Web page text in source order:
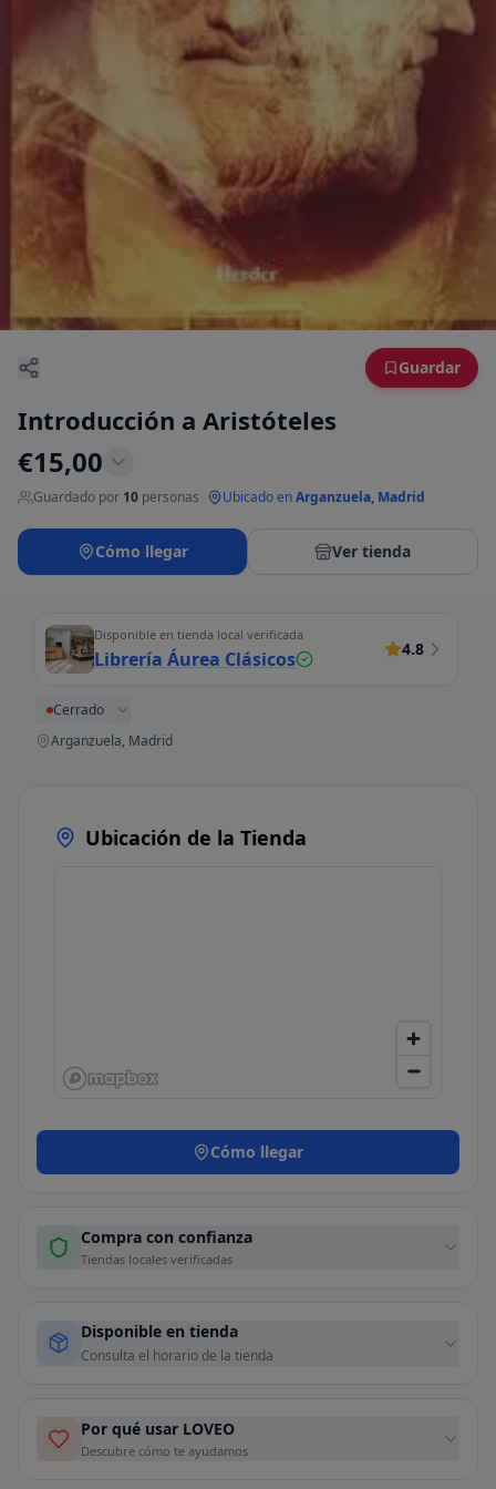
Guardar
Introducción a Aristóteles
€15,00
Guardado por 10 personas Ubicado enArganzuela, Madrid
Cómo llegar Ver tienda
Disponible en tienda local verificada
Librería Áurea Clásicos 4.8
Cerrado
Arganzuela, Madrid
Ubicación de la Tienda
Cómo llegar
Compra con confianza
Tiendas locales verificadas
Disponible en tienda
Consulta el horario de la tienda
Por qué usar LOVEO
Descubre cómo te ayudamos